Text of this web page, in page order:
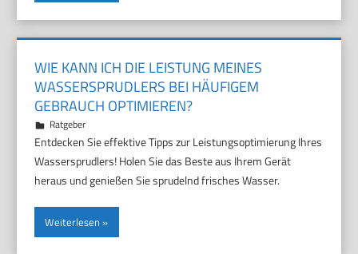
WIE KANN ICH DIE LEISTUNG MEINES
WASSERSPRUDLERS BEI HÄUFIGEM
GEBRAUCH OPTIMIEREN?
7. Oktober 2025
Marco
Ratgeber
Entdecken Sie effektive Tipps zur Leistungsoptimierung Ihres
Wassersprudlers! Holen Sie das Beste aus Ihrem Gerät
heraus und genießen Sie sprudelnd frisches Wasser.
Weiterlesen